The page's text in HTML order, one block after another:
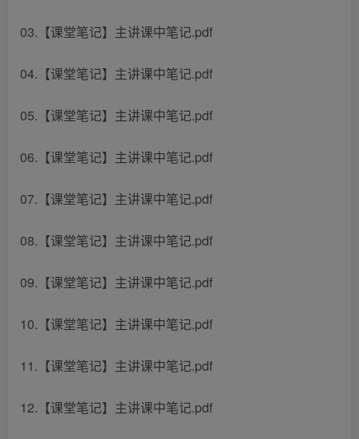
03.【课堂笔记】主讲课中笔记.pdf
04.【课堂笔记】主讲课中笔记.pdf
05.【课堂笔记】主讲课中笔记.pdf
06.【课堂笔记】主讲课中笔记.pdf
07.【课堂笔记】主讲课中笔记.pdf
08.【课堂笔记】主讲课中笔记.pdf
09.【课堂笔记】主讲课中笔记.pdf
10.【课堂笔记】主讲课中笔记.pdf
11.【课堂笔记】主讲课中笔记.pdf
12.【课堂笔记】主讲课中笔记.pdf